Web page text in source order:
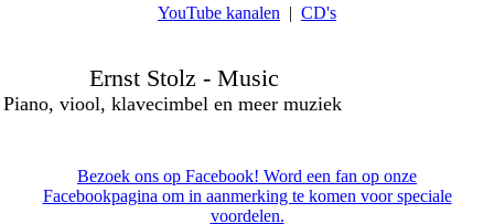
YouTube kanalen CD's
Ernst Stolz - Music
Piano, viool, klavecimbel en meer muziek
Bezoek ons op Facebook! Word een fan op onze
Facebookpagina om in aanmerking te komen voor speciale
voordelen.